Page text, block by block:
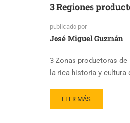
3 Regiones
publicado por
José Miguel Guzmán
3 Zonas productoras
la rica historia y
READ
MORE
LEER MÁS